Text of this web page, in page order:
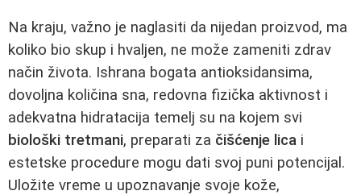
Na kraju, važno je naglasiti da nijedan proizvod, ma
koliko bio skup i hvaljen, ne može zameniti zdrav
način života. Ishrana bogata antioksidansima,
dovoljna količina sna, redovna fizička aktivnost i
adekvatna hidratacija temelj su na kojem svi
biološki tretmani, preparati za čišćenje lica i
estetske procedure mogu dati svoj puni potencijal.
Uložite vreme u upoznavanje svoje kože,